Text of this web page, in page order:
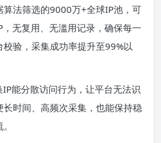
算法筛选的9000万+全球IP池，可
无复用、无滥用记录，确保每一
验，采集成功率提升至99%以
能分散访问行为，让平台无法识
时间、高频次采集，也能保持稳